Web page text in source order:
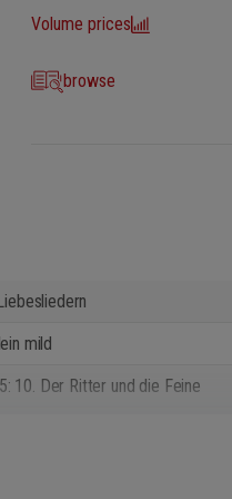
Volume prices
browse
mild
10. Der Ritter und die Feine